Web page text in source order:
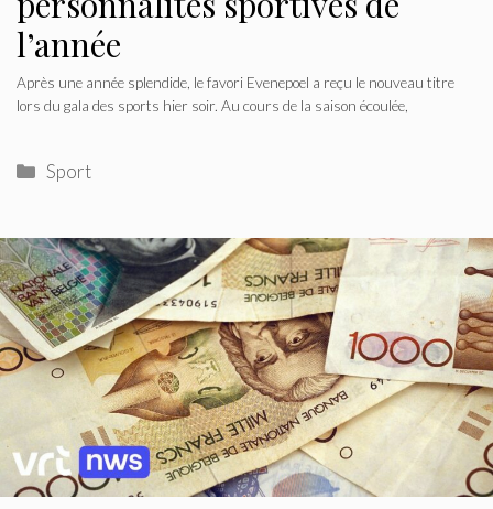
l’année
Après une année splendide, le favori Evenepoel a reçu le nouveau titre
lors du gala des sports hier soir. Au cours de la saison écoulée,
Catégories
Sport